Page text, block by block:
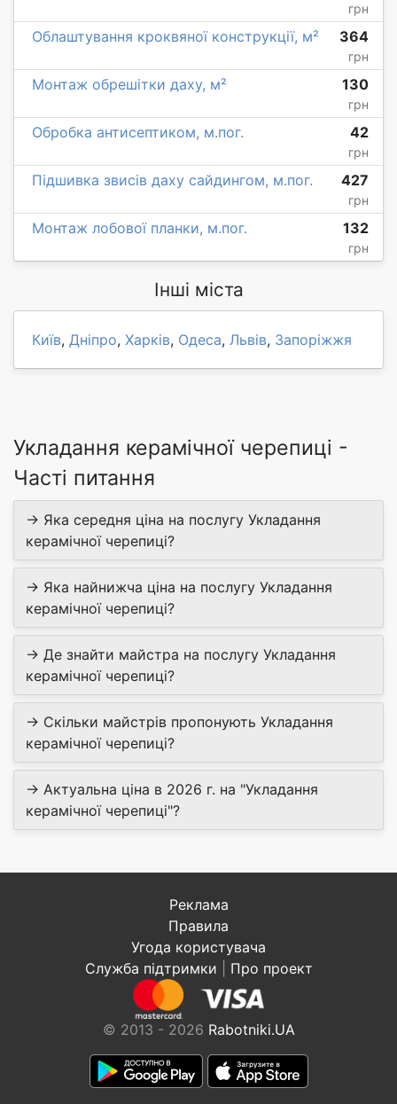
грн
Облаштування кроквяної конструкції, м² 364
грн
Монтаж обрешітки даху, м² 130
грн
Обробка антисептиком, м.пог. 42
грн
Підшивка звисів даху сайдингом, м.пог. 427
грн
Монтаж лобової планки, м.пог. 132
грн
Інші міста
Київ, Дніпро, Харків, Одеса, Львів, Запоріжжя
Укладання керамічної черепиці -
Часті питання
→ Яка середня ціна на послугу Укладання
керамічної черепиці?
→ Яка найнижча ціна на послугу Укладання
керамічної черепиці?
→ Де знайти майстра на послугу Укладання
керамічної черепиці?
→ Скільки майстрів пропонують Укладання
керамічної черепиці?
→ Актуальна ціна в 2026 г. на "Укладання
керамічної черепиці"?
Реклама
Правила
Угода користувача
Служба підтримки
Про проект
© 2013 - 2026 Rabotniki.UA